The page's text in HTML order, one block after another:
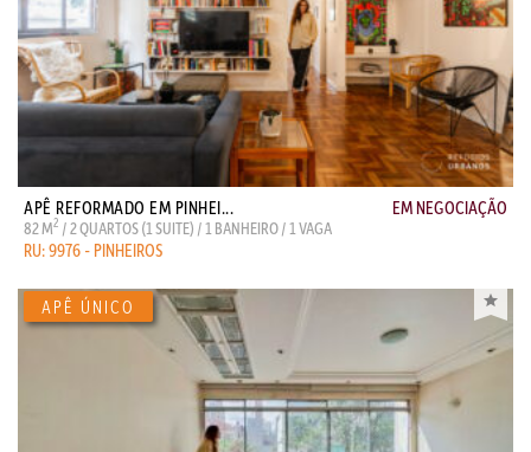
APÊ REFORMADO EM PINHEI... EM NEGOCIAÇÃO
82 M2 / 2 QUARTOS (1 SUITE) / 1 BANHEIRO / 1 VAGA
RU: 9976 - PINHEIROS